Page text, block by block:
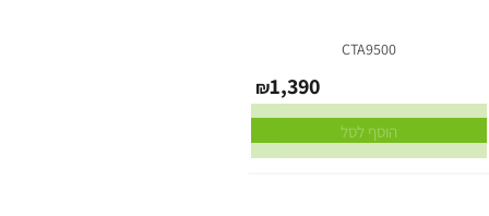
CTA9500
₪1,390
הוסף לסל